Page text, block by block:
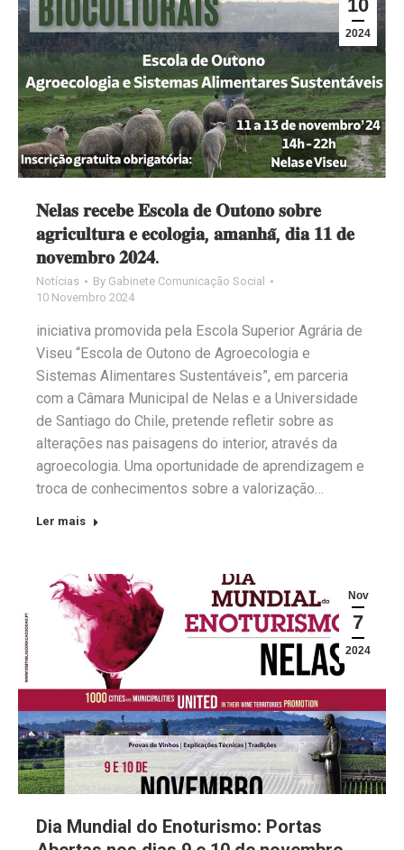
10
2024
𝐍𝐞𝐥𝐚𝐬 𝐫𝐞𝐜𝐞𝐛𝐞 𝐄𝐬𝐜𝐨𝐥𝐚 𝐝𝐞 𝐎𝐮𝐭𝐨𝐧𝐨 𝐬𝐨𝐛𝐫𝐞
𝐚𝐠𝐫𝐢𝐜𝐮𝐥𝐭𝐮𝐫𝐚 𝐞 𝐞𝐜𝐨𝐥𝐨𝐠𝐢𝐚, 𝐚𝐦𝐚𝐧𝐡𝐚̃, 𝐝𝐢𝐚 𝟏𝟏 𝐝𝐞
𝐧𝐨𝐯𝐞𝐦𝐛𝐫𝐨 𝟐𝟎𝟐𝟒.
Notícias By Gabinete Comunicação Social
10 Novembro 2024
iniciativa promovida pela Escola Superior Agrária de
Viseu “Escola de Outono de Agroecologia e
Sistemas Alimentares Sustentáveis”, em parceria
com a Câmara Municipal de Nelas e a Universidade
de Santiago do Chile, pretende refletir sobre as
alterações nas paisagens do interior, através da
agroecologia. Uma oportunidade de aprendizagem e
troca de conhecimentos sobre a valorização…
Ler mais
Nov
7
2024
Dia Mundial do Enoturismo: Portas